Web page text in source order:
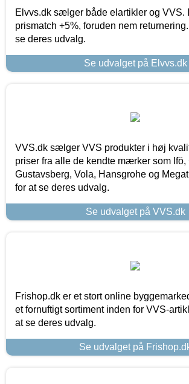
Elvvs.dk sælger både elartikler og VVS.
prismatch +5%, foruden nem
se deres udvalg.
Se udvalget på Elvvs.dk
VVS.dk sælger VVS produkter i høj
priser fra alle de kendte mærker som Ifö,
Gustavsberg, Vola, Hansgrohe og
for at se deres udvalg.
Se udvalget på VVS.dk
Frishop.dk er et stort online
et fornuftigt sortiment inden for VVS-
at se deres udvalg.
Se udvalget på